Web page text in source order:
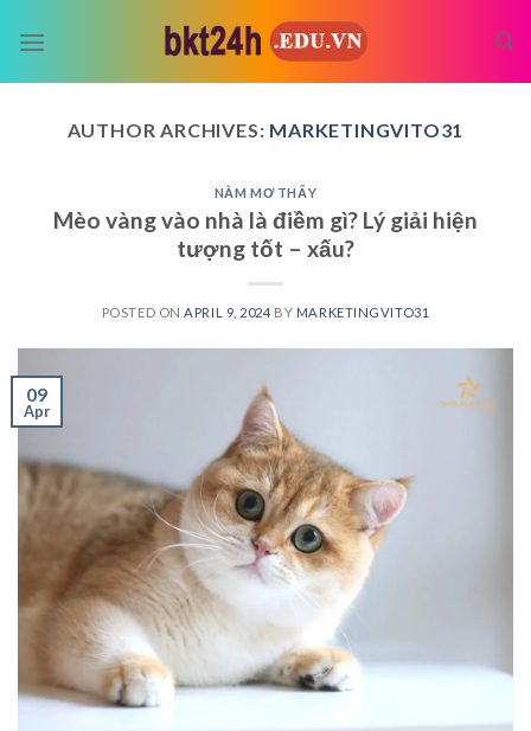
AUTHOR ARCHIVES: MARKETINGVITO31
NẰM MƠ THẤY
Mèo vàng vào nhà là điềm gì? Lý giải hiện
tượng tốt – xấu?
POSTED ON APRIL 9, 2024 BY MARKETINGVITO31
09
Apr